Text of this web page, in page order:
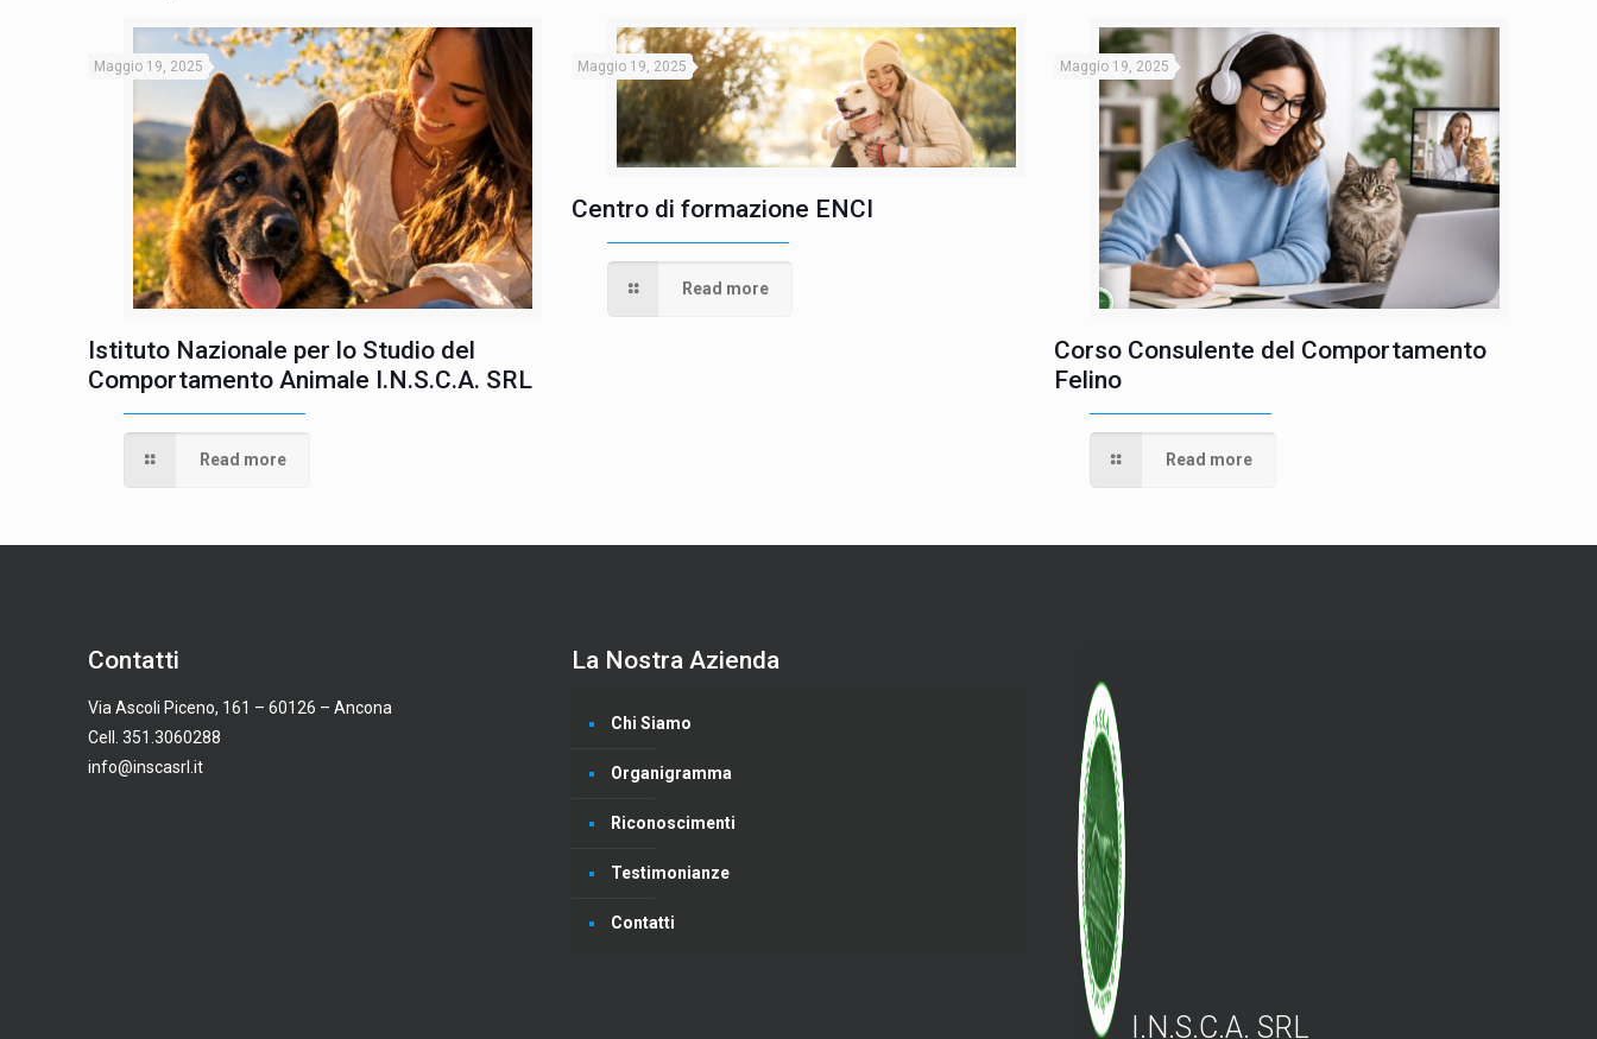
Maggio 19, 2025
Istituto Nazionale per lo Studio del
Comportamento Animale I.N.S.C.A. SRL
Read more
Maggio 19, 2025
Centro di formazione ENCI
Read more
Maggio 19, 2025
Corso Consulente del Comportamento
Felino
Read more
Contatti
Via Ascoli Piceno, 161 – 60126 – Ancona
Cell. 351.3060288
info@inscasrl.it
La Nostra Azienda
Chi Siamo
Organigramma
Riconoscimenti
Testimonianze
Contatti
I.N.S.C.A. SRL